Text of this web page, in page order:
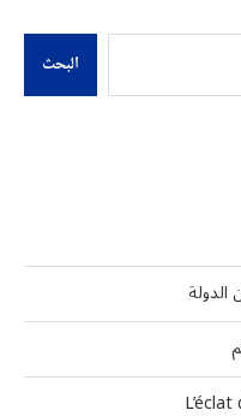
البحث
الدولة